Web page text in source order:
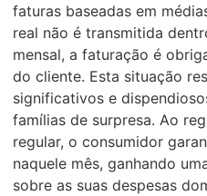
faturas baseadas em
real não é transmitida
mensal, a faturação é
do cliente. Esta situação
significativos e
famílias de surpresa. Ao
regular, o consumidor
naquele mês, ganhando
sobre as suas despesas